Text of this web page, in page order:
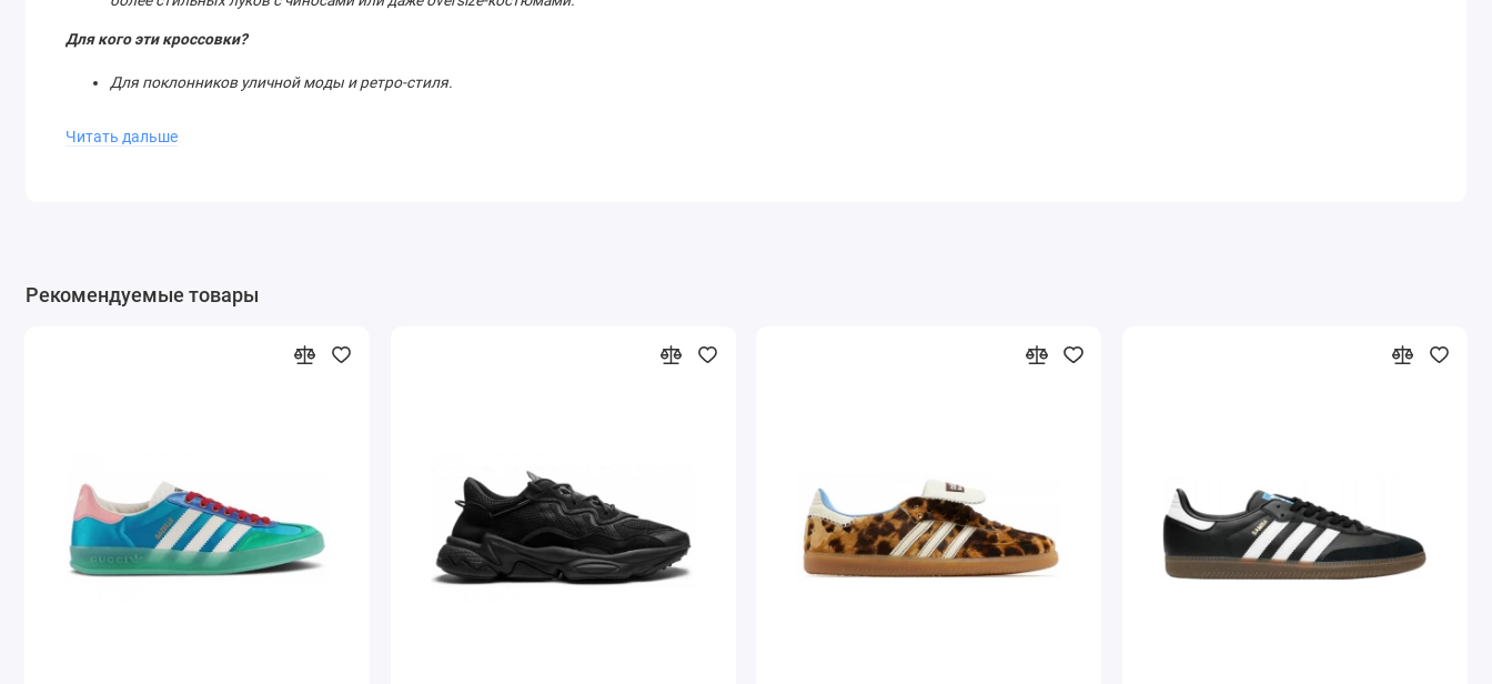
Для кого эти кроссовки?
Для поклонников уличной моды и ретро-стиля.
Для коллекционеров культовых моделей Adidas.
Читать дальше
Рекомендуемые товары